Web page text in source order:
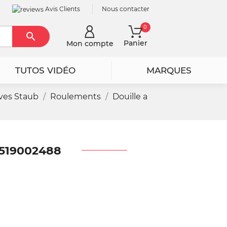
Avis Clients Nous contacter
RechercherMon compte Panier
0
TUTOS VIDÉO MARQUES
Staub Roulements Douille a